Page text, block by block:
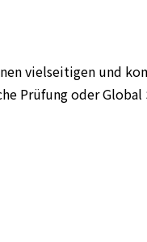
vielseitigen und
Prüfung oder Global